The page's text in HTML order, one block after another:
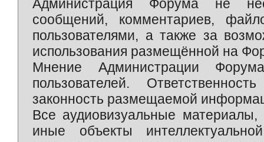
Администрация Форума не
сообщений, комментариев,
пользователями, а также за
использования размещённой на
Мнение Администрации
пользователей.
законность размещаемой
Все аудиовизуальные
иные объекты